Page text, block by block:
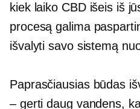
kiek laiko CBD išeis iš
procesą galima
išvalyti savo sistemą
Paprasčiausias būdas
– gerti daug vandens,